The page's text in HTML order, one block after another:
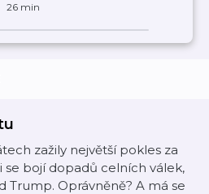
26 min
zažily největší pokles za
se bojí dopadů celních válek,
Oprávněně? A má se